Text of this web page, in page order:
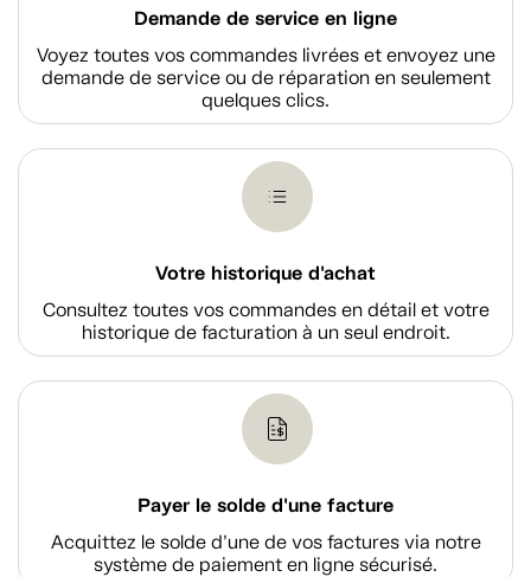
Demande de service en ligne
Voyez toutes vos commandes livrées et envoyez une
demande de service ou de réparation en seulement
quelques clics.
Votre historique d'achat
Consultez toutes vos commandes en détail et votre
historique de facturation à un seul endroit.
Payer le solde d'une facture
Acquittez le solde d’une de vos factures via notre
système de paiement en ligne sécurisé.